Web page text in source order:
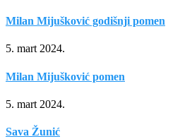
Milan Mijušković godišnji pomen
5. mart 2024.
Milan Mijušković pomen
5. mart 2024.
Sava Žunić